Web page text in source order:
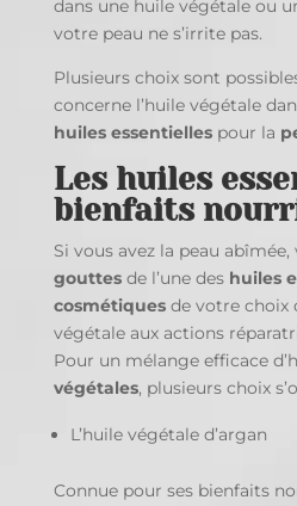
dans une huile végétale ou
votre peau ne s’irrite pas.
Plusieurs choix sont
concerne l’huile végétale
huiles essentielles pour la
Les huiles
bienfaits
Si vous avez la peau
gouttesde l’une des huiles
cosmétiquesde votre choix
végétale aux actions
Pour un mélange efficace
végétales, plusieurs choix
L’huile végétale d’argan
Connue pour ses bienfaits